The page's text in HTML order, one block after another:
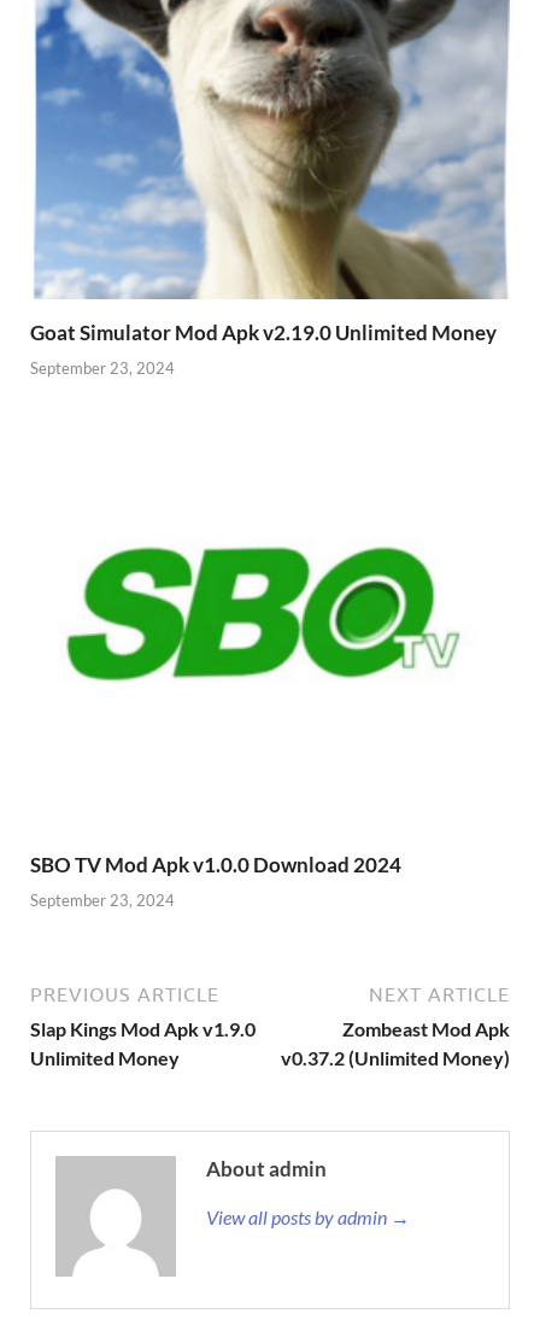
Goat Simulator Mod Apk v2.19.0 Unlimited Money
September 23, 2024
SBO TV Mod Apk v1.0.0 Download 2024
September 23, 2024
PREVIOUS ARTICLE
Slap Kings Mod Apk v1.9.0
Unlimited Money
NEXT ARTICLE
Zombeast Mod Apk
v0.37.2 (Unlimited Money)
About admin
View all posts by admin →